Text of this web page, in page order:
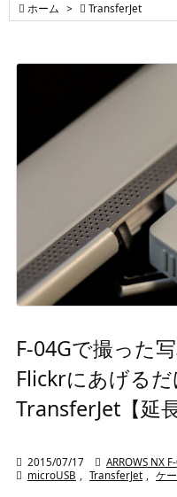
 ホーム >  TransferJet
F-04Gで撮った
Flickrにあげる
TransferJet【延
 2015/07/17  ARROWS NX
 microUSB , TransferJet , ケ